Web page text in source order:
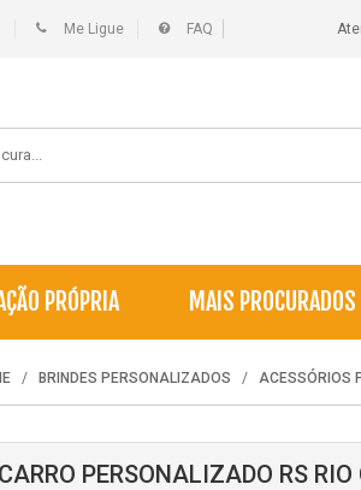
Me Ligue FAQ
PRÓPRIA MAIS PROCURADOS
BRINDES PERSONALIZADOS ACESSÓRIOS
PERSONALIZADO RS RIO